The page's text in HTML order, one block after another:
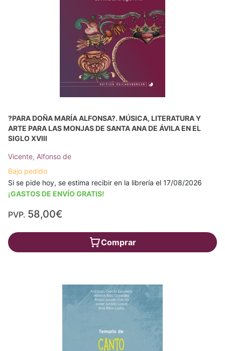
?PARA DOÑA MARÍA ALFONSA?. MÚSICA, LITERATURA Y
ARTE PARA LAS MONJAS DE SANTA ANA DE ÁVILA EN EL
SIGLO XVIII
Vicente, Alfonso de
Bajo pedido
Si se pide hoy, se estima recibir en la librería el 17/08/2026
¡GASTOS DE ENVÍO GRATIS!
PVP. 58,00€
Comprar